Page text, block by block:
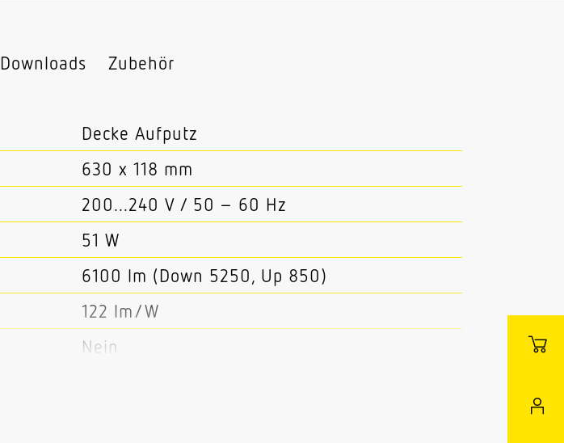
Downloads Zubehör
Decke Aufputz
630 x 118 mm
200...240 V / 50 – 60 Hz
51 W
6100 lm (Down 5250, Up 850)
122 lm/W
Nein